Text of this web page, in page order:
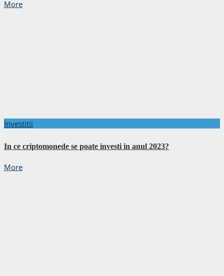
More
Investitii
In ce criptomonede se poate investi in anul 2023?
More